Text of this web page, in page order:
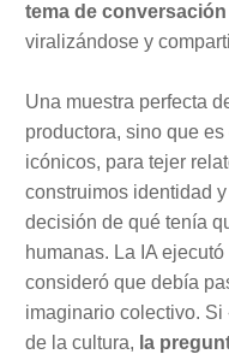
tema de
viralizándose y
Una muestra perfecta
productora, sino que
icónicos, para tejer
construimos identidad
decisión de qué tenía
humanas. La IA
consideró que debía
imaginario colectivo.
de la cultura, la